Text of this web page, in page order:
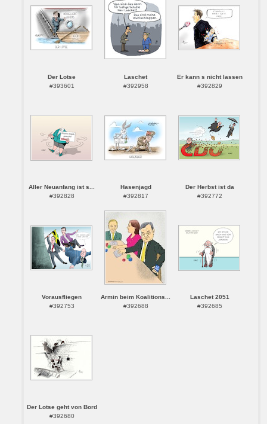
Der Lotse
#393601
Laschet
#392958
Er kann s nicht lassen
#392829
Aller Neuanfang ist s...
#392828
Hasenjagd
#392817
Der Herbst ist da
#392772
Vorausfliegen
#392753
Armin beim Koalitions...
#392688
Laschet 2051
#392685
Der Lotse geht von Bord
#392680